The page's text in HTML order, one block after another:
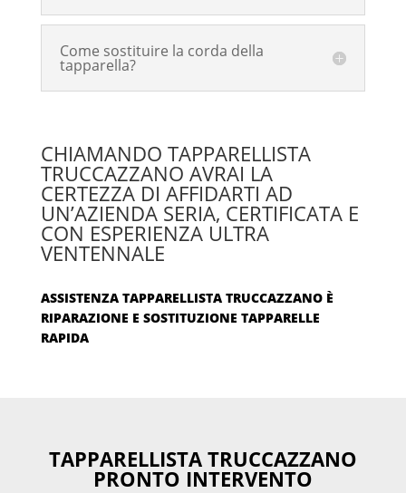
Come sostituire la corda della
tapparella?
CHIAMANDO TAPPARELLISTA
TRUCCAZZANO AVRAI LA
CERTEZZA DI AFFIDARTI AD
UN’AZIENDA SERIA, CERTIFICATA E
CON ESPERIENZA ULTRA
VENTENNALE
ASSISTENZA TAPPARELLISTA TRUCCAZZANO È
RIPARAZIONE E SOSTITUZIONE TAPPARELLE
RAPIDA
TAPPARELLISTA TRUCCAZZANO
PRONTO INTERVENTO